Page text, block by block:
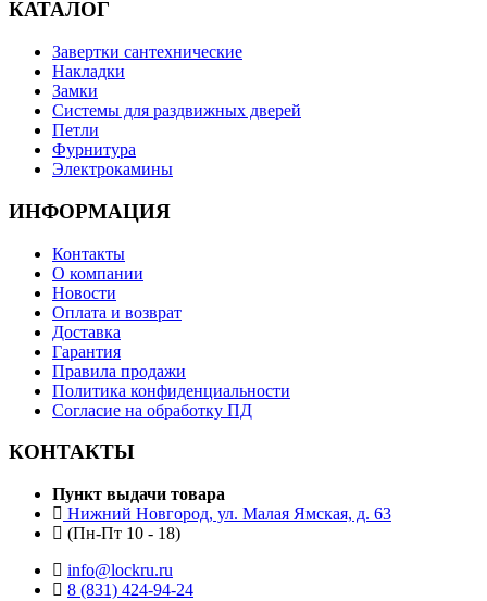
КАТАЛОГ
Завертки сантехнические
Накладки
Замки
Системы для раздвижных дверей
Петли
Фурнитура
Электрокамины
ИНФОРМАЦИЯ
Контакты
О компании
Новости
Оплата и возврат
Доставка
Гарантия
Правила продажи
Политика конфиденциальности
Согласие на обработку ПД
КОНТАКТЫ
Пункт выдачи товара
Нижний Новгород, ул. Малая Ямская, д. 63
(Пн-Пт 10 - 18)
info@lockru.ru
8 (831) 424-94-24